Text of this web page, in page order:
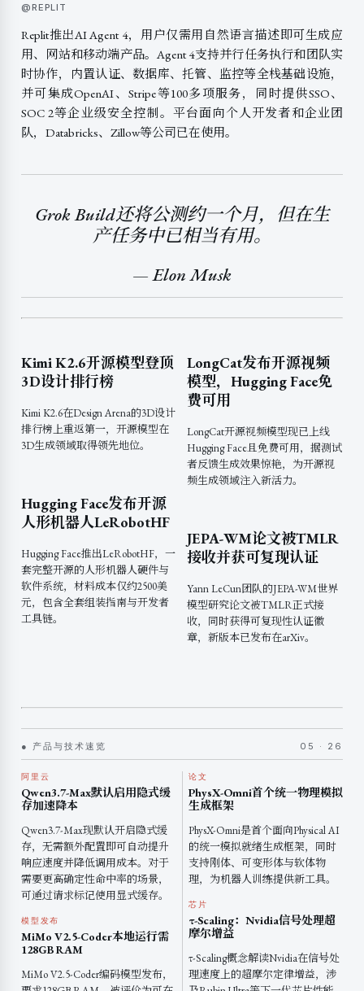
@REPLIT
Replit推出AI Agent 4，用户仅需用自然语言描述即可生成应
用、网站和移动端产品。Agent 4支持并行任务执行和团队实
时协作，内置认证、数据库、托管、监控等全栈基础设施，
并可集成OpenAI、Stripe等100多项服务，同时提供SSO、
SOC 2等企业级安全控制。平台面向个人开发者和企业团
队，Databricks、Zillow等公司已在使用。
Grok Build还将公测约一个月，但在生
产任务中已相当有用。
— Elon Musk
Kimi K2.6开源模型登顶
3D设计排行榜
Kimi K2.6在Design Arena的3D设计
排行榜上重返第一，开源模型在
3D生成领域取得领先地位。
Hugging Face发布开源
人形机器人LeRobotHF
Hugging Face推出LeRobotHF，一
套完整开源的人形机器人硬件与
软件系统，材料成本仅约2500美
元，包含全套组装指南与开发者
工具链。
LongCat发布开源视频
模型，Hugging Face免
费可用
LongCat开源视频模型现已上线
Hugging Face且免费可用，据测试
者反馈生成效果惊艳，为开源视
频生成领域注入新活力。
JEPA-WM论文被TMLR
接收并获可复现认证
Yann LeCun团队的JEPA-WM世界
模型研究论文被TMLR正式接
收，同时获得可复现性认证徽
章，新版本已发布在arXiv。
● 产品与技术速览 05 · 26
阿里云
Qwen3.7-Max默认启用隐式缓
存加速降本
Qwen3.7-Max现默认开启隐式缓
存，无需额外配置即可自动提升
响应速度并降低调用成本。对于
需要更高确定性命中率的场景，
可通过请求标记使用显式缓存。
模型发布
MiMo V2.5-Coder本地运行需
128GB RAM
MiMo V2.5-Coder编码模型发布，
论文
PhysX-Omni首个统一物理模拟
生成框架
PhysX-Omni是首个面向Physical AI
的统一模拟就绪生成框架，同时
支持刚体、可变形体与软体物
理，为机器人训练提供新工具。
芯片
τ-Scaling：Nvidia信号处理超
摩尔增益
τ-Scaling概念解读Nvidia在信号处
理速度上的超摩尔定律增益，涉